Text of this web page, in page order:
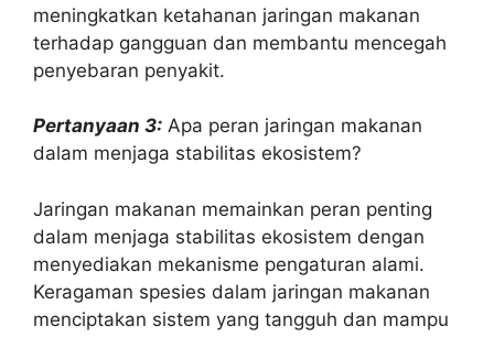
meningkatkan ketahanan jaringan makanan
terhadap gangguan dan membantu mencegah
penyebaran penyakit.
Pertanyaan 3: Apa peran jaringan makanan
dalam menjaga stabilitas ekosistem?
Jaringan makanan memainkan peran penting
dalam menjaga stabilitas ekosistem dengan
menyediakan mekanisme pengaturan alami.
Keragaman spesies dalam jaringan makanan
menciptakan sistem yang tangguh dan mampu